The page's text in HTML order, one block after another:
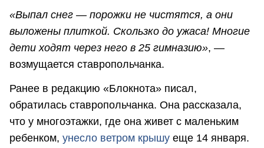
«Выпал снег ― порожки не чистятся, а они
выложены плиткой. Скользко до ужаса! Многие
дети ходят через него в 25 гимназию», ―
возмущается ставропольчанка.
Ранее в редакцию «Блокнота» писал,
обратилась ставропольчанка. Она рассказала,
что у многоэтажки, где она живет с маленьким
ребенком, унесло ветром крышу еще 14 января.